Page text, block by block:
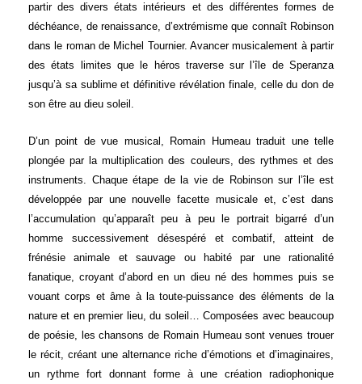
partir des divers états intérieurs et des différentes formes de
déchéance, de renaissance, d’extrémisme que connaît Robinson
dans le roman de Michel Tournier. Avancer musicalement à partir
des états limites que le héros traverse sur l’île de Speranza
jusqu’à sa sublime et définitive révélation finale, celle du don de
son être au dieu soleil.
D’un point de vue musical, Romain Humeau traduit une telle
plongée par la multiplication des couleurs, des rythmes et des
instruments. Chaque étape de la vie de Robinson sur l’île est
développée par une nouvelle facette musicale et, c’est dans
l’accumulation qu’apparaît peu à peu le portrait bigarré d’un
homme successivement désespéré et combatif, atteint de
frénésie animale et sauvage ou habité par une rationalité
fanatique, croyant d’abord en un dieu né des hommes puis se
vouant corps et âme à la toute-puissance des éléments de la
nature et en premier lieu, du soleil… Composées avec beaucoup
de poésie, les chansons de Romain Humeau sont venues trouer
le récit, créant une alternance riche d’émotions et d’imaginaires,
un rythme fort donnant forme à une création radiophonique